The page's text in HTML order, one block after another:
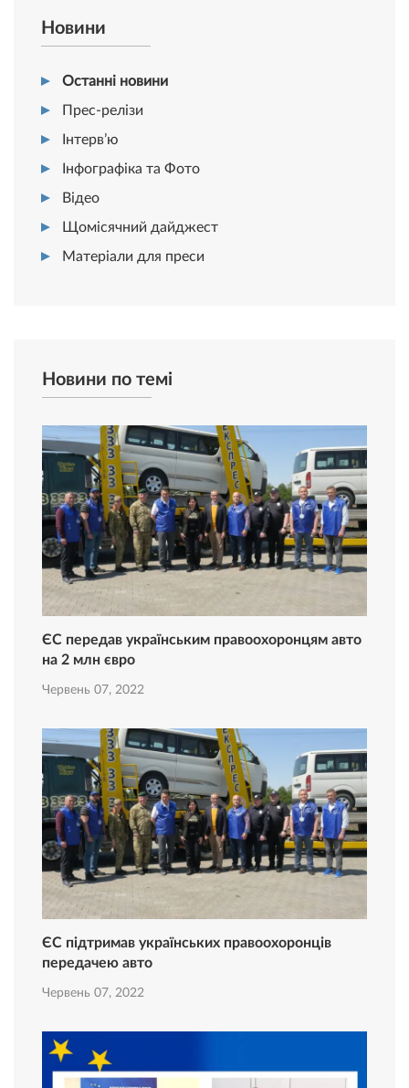
Новини
Останні новини
Прес-релізи
Інтерв’ю
Інфографіка та Фото
Відео
Щомісячний дайджест
Матеріали для преси
Новини по темі
ЄС передав українським правоохоронцям авто
на 2 млн євро
Червень 07, 2022
ЄС підтримав українських правоохоронців
передачею авто
Червень 07, 2022